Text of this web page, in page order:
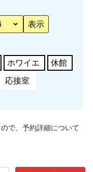
ホワイエ 休館
応接室
で、予約詳細について